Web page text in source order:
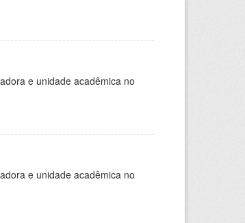
e unidade acadêmica no
e unidade acadêmica no